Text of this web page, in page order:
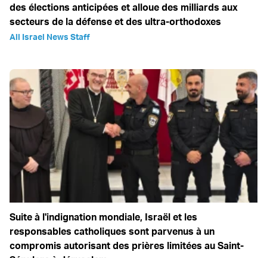
des élections anticipées et alloue des milliards aux
secteurs de la défense et des ultra-orthodoxes
All Israel News Staff
Suite à l'indignation mondiale, Israël et les
responsables catholiques sont parvenus à un
compromis autorisant des prières limitées au Saint-